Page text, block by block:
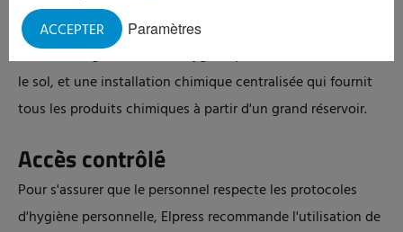
Paramètres
ACCEPTER
que l'enregistrement des personnes et des heures, un
modèle intégré où l’entrée hygiénique est encastrée dans
le sol, et une installation chimique centralisée qui fournit
tous les produits chimiques à partir d'un grand réservoir.
Accès contrôlé
Pour s'assurer que le personnel respecte les protocoles
d'hygiène personnelle, Elpress recommande l'utilisation de